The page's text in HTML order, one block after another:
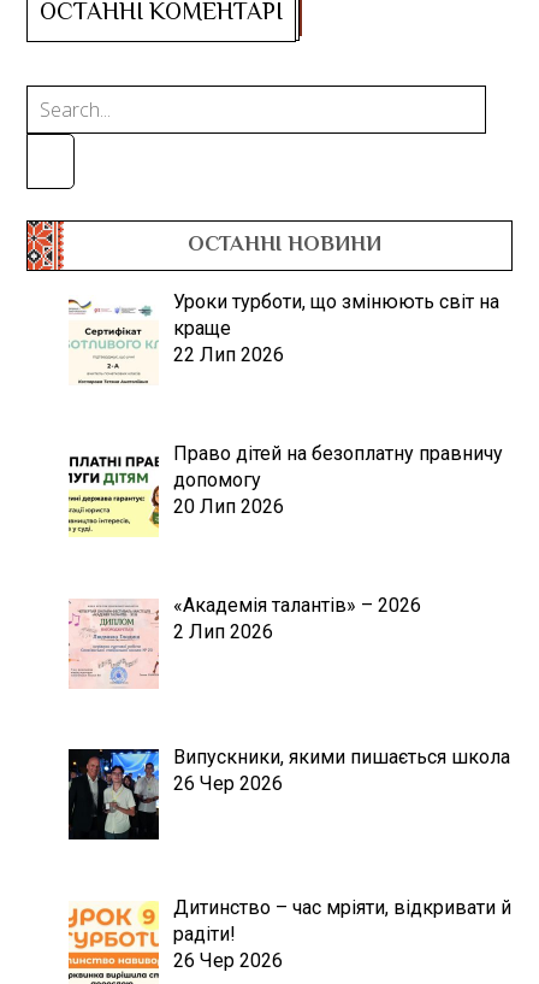
ОСТАННІ НОВИНИ
Уроки турботи, що змінюють світ на
краще
22 Лип 2026
Право дітей на безоплатну правничу
допомогу
20 Лип 2026
«Академія талантів» – 2026
2 Лип 2026
Випускники, якими пишається школа
26 Чер 2026
Дитинство – час мріяти, відкривати й
радіти!
26 Чер 2026